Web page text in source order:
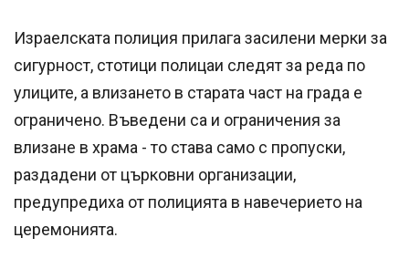
Израелската полиция прилага засилени мерки за
сигурност, стотици полицаи следят за реда по
улиците, а влизането в старата част на града е
ограничено. Въведени са и ограничения за
влизане в храма - то става само с пропуски,
раздадени от църковни организации,
предупредиха от полицията в навечерието на
церемонията.